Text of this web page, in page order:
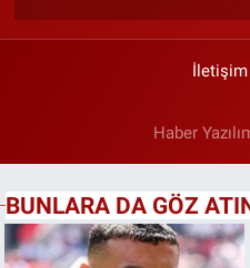
İletişim
Haber